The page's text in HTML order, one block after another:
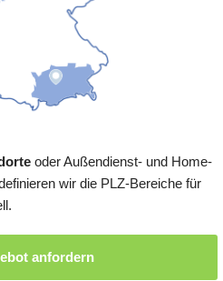
oder Außendienst- und Home-
wir die PLZ-Bereiche für
anfordern